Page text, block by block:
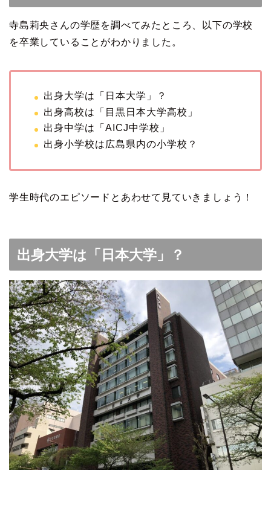
寺島莉央さんの学歴を調べてみたところ、以下の学校
を卒業していることがわかりました。
出身大学は「日本大学」？
出身高校は「目黒日本大学高校」
出身中学は「AICJ中学校」
出身小学校は広島県内の小学校？
学生時代のエピソードとあわせて見ていきましょう！
出身大学は「日本大学」？